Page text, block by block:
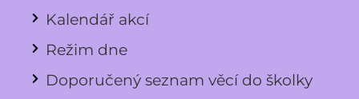
Kalendář akcí
Režim dne
Doporučený seznam věcí do školky